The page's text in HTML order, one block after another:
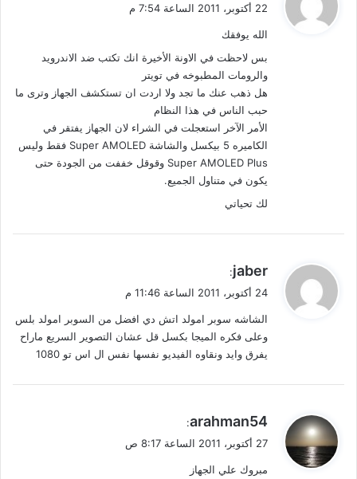
ل
22 أكتوبر، 2011 الساعة 7:54 م
الله يوفقك
بس لاحظت في الاونة الأخيرة انك تكتب ضد الاندرويد
والرومات المطبوخه في تويتر
هل ذهب عنك ما تجد ولا اردت ان تستكشف الجهاز وترى ما
حبب الناس في هذا النظام
الأمر الآخر استعجلت في الشراء لان الجهاز يفتقر في
الكاميره 5 بيكسل والشاشة Super AMOLED فقط وليس
Super AMOLED Plus وقوقل خففت من الجودة حتى
يكون في متناول الجميع.
لك تحياتي
ي
ل
jaber
:
24 أكتوبر، 2011 الساعة 11:46 م
الشاشه سوبر امولد اتش دي افضل من السوبر امولد بلس
وعلى فكره الميجا بكسل قل عشان التصوير السريع ماراح
يفرق وايد ونقاوه الفيديو نفسها نفس ال اس تو 1080
ي
ل
arahman54
:
27 أكتوبر، 2011 الساعة 8:17 ص
مبروك علي الجهاز